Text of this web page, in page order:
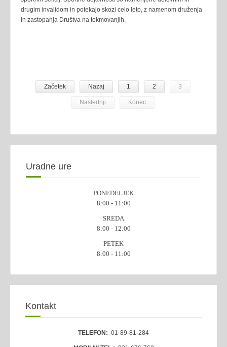
drugim invalidom in potekajo skozi celo leto, z namenom druženja
in zastopanja Društva na tekmovanjih.
Začetek Nazaj 1 2 3
Naslednji Konec
Uradne ure
PONEDELJEK
8:00 - 11:00
SREDA
8:00 - 12:00
PETEK
8:00 - 11:00
Kontakt
TELEFON: 01-89-81-284